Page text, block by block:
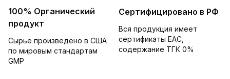
100% Органический
продукт
Сырьё произведено в США
по мировым стандартам
GMP
Сертифицировано в РФ
Вся продукция имеет
сертификаты EAC,
cодержание ТГК 0%